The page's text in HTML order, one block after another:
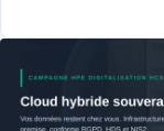
pour une